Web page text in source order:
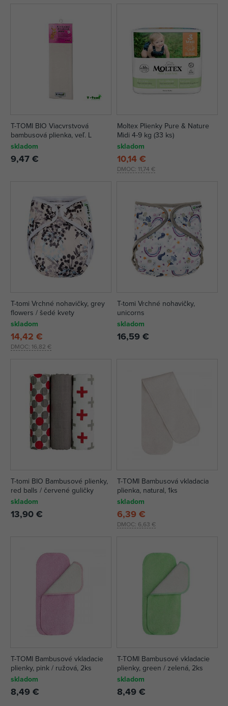
T-TOMI BIO Viacvrstvová
bambusová plienka, veľ. L
skladom
9,47 €
Moltex Plienky Pure & Nature
Midi 4-9 kg (33 ks)
skladom
DMOC: 11,74 €
10,14 €
T-tomi Vrchné nohavičky, grey
flowers / šedé kvety
skladom
DMOC: 16,82 €
14,42 €
T-tomi Vrchné nohavičky,
unicorns
skladom
16,59 €
T-tomi BIO Bambusové plienky,
red balls / červené guličky
skladom
13,90 €
T-TOMI Bambusová vkladacia
plienka, natural, 1ks
skladom
DMOC: 6,63 €
6,39 €
T-TOMI Bambusové vkladacie
plienky, pink / ružová, 2ks
skladom
8,49 €
T-TOMI Bambusové vkladacie
plienky, green / zelená, 2ks
skladom
8,49 €